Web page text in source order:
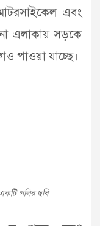
এবং
এলাকায় সড়কে
পাওয়া যাচ্ছে।
গলির ছবি